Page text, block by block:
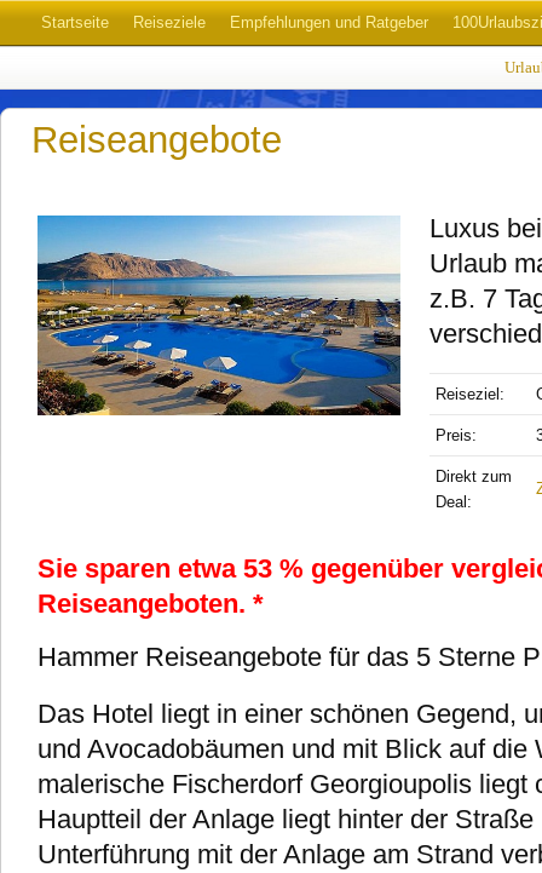
Startseite Reiseziele Empfehlungen und Ratgeber
Reiseangebote
Luxus
Urlaub
z.B. 7
Reiseziel:
Preis:
Direkt zum
Deal:
Sie sparen etwa 53 % gegenüber
Reiseangeboten. *
Hammer Reiseangebote für das 5 Sterne
Das Hotel liegt in einer schönen Gegend,
und Avocadobäumen und mit Blick auf die
malerische Fischerdorf Georgioupolis liegt
Hauptteil der Anlage liegt hinter der
Unterführung mit der Anlage am Strand